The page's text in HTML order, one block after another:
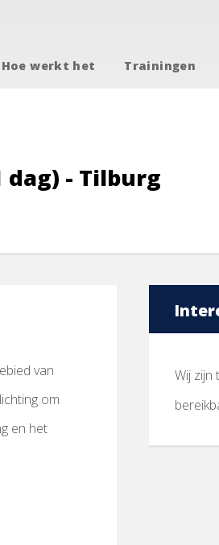
Hoe werkt het Trainingen
dag) - Tilburg
van
om
en het
Wij zijn